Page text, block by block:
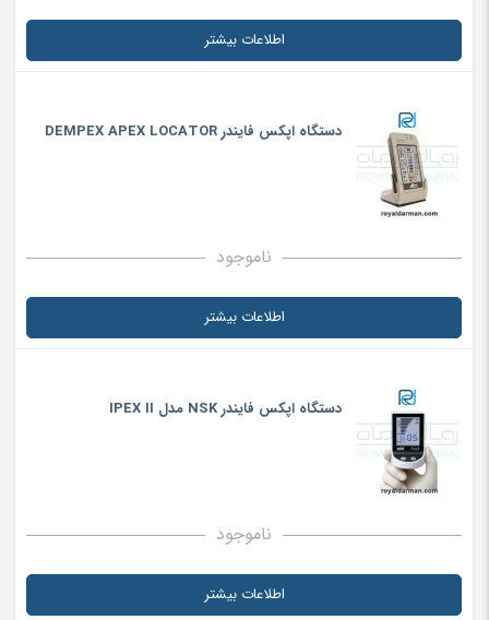
اطلاعات بیشتر
دستگاه اپکس فایندر DEMPEX APEX LOCATOR
ناموجود
اطلاعات بیشتر
دستگاه اپکس فایندر NSK مدل IPEX II
ناموجود
اطلاعات بیشتر